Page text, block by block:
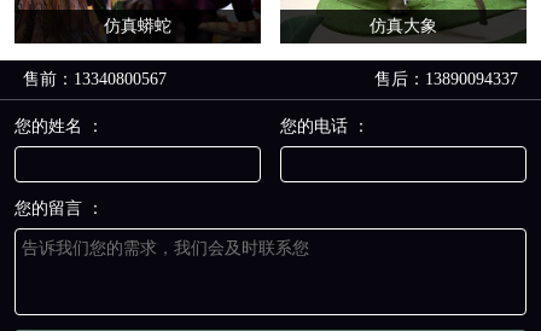
仿真蟒蛇 仿真大象
售前：13340800567 售后：13890094337
您的姓名 ： 您的电话 ：
您的留言 ：